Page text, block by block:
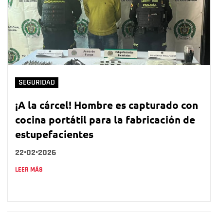
SEGURIDAD
¡A la cárcel! Hombre es capturado con
cocina portátil para la fabricación de
estupefacientes
22•02•2026
LEER MÁS